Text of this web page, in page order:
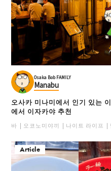
Osaka Bob FAMILY
Manabu
오사카 미나미에서 인기 있는
에서 이자카야 추천
바 오코노미야끼 나이트 라이프
Article